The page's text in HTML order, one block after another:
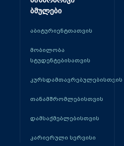
ბმულები
აბიტურიენტთათვის
მობილობა
სტუდენტებისათვის
კურსდამთავრებულებისთვის
თანამშრომლებისთვის
დამსაქმებლებისთვის
კარიერული სერვისი